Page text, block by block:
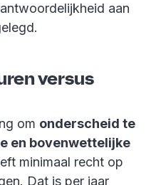
aan
versus
om onderscheid te
en bovenwettelijke
minimaal recht op
Dat is per jaar